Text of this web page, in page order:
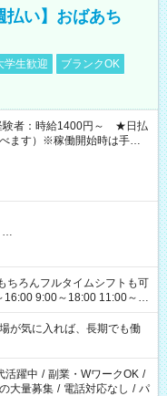
払い】おばあち
学生歓迎
ブランクOK
験者：時給1400円～ ★日払
ます）※稼働開始時は手続き
…
9:00～18:00 11:00～
ん ※法令に基づき、週20時
となります ※労働者派遣法
短時間・短期間の就業はご
気に入れば、長期でも働
活躍中 / 副業・WワークOK /
大量募集 / 電話対応なし / パ